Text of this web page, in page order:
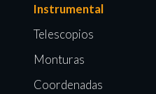
Instrumental
Telescopios
Monturas
Coordenadas